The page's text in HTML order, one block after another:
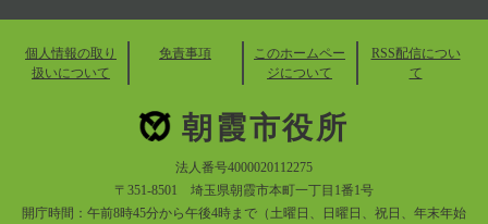
個人情報の取り
扱いについて
免責事項
このホームペー
ジについて
RSS配信につい
て
朝霞市役所
法人番号4000020112275
〒351-8501 埼玉県朝霞市本町一丁目1番1号
開庁時間：午前8時45分から午後4時まで（土曜日、日曜日、祝日、年末年始